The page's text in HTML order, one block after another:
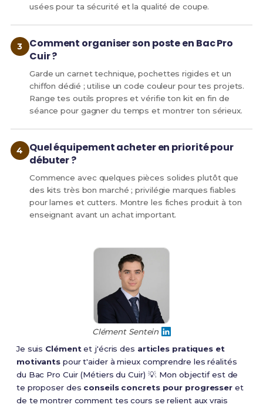
usées pour ta sécurité et la qualité de coupe.
Comment organiser son poste en Bac Pro
Cuir ?
Garde un carnet technique, pochettes rigides et un
chiffon dédié ; utilise un code couleur pour tes projets.
Range tes outils propres et vérifie ton kit en fin de
séance pour gagner du temps et montrer ton sérieux.
Quel équipement acheter en priorité pour
débuter ?
Commence avec quelques pièces solides plutôt que
des kits très bon marché ; privilégie marques fiables
pour lames et cutters. Montre les fiches produit à ton
enseignant avant un achat important.
Clément Sentein
Je suis Clémentet j'écris des articles pratiques et
motivants pour t'aider à mieux comprendre les réalités
du Bac Pro Cuir (Métiers du Cuir) 💡. Mon objectif est de
te proposer des conseils concrets pour progresser et
de te montrer comment tes cours se relient aux vrais